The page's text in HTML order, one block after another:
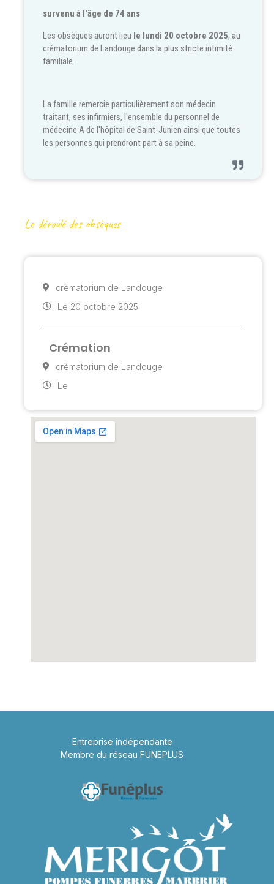
survenu à l'âge de 74 ans
Les obsèques auront lieu le lundi 20 octobre 2025, au
crématorium de Landouge dans la plus stricte intimité
familiale.
La famille remercie particulièrement son médecin
traitant, ses infirmiers, l'ensemble du personnel de
médecine A de l'hôpital de Saint-Junien ainsi que toutes
les personnes qui prendront part à sa peine.
Le déroulé des obsèques
crématorium de Landouge
Le 20 octobre 2025
Crémation
crématorium de Landouge
Le
Entreprise indépendante
Membre du réseau FUNEPLUS